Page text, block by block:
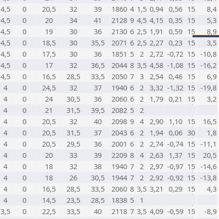
4,5
0 20,5 32 39 1860 4 1,5 0,94 0,56 15
8,4
4,5
0 20 34 41 2128 9 4,5 4,15 0,35 15
5,3
4,5
0 19 30 36 2130 6 2,5 1,91 0,59 15
8,9
4,5
0 18,5 30 35,5 2071 6 2,5 2,27 0,23 15
3,5
4,5
0 17,5 30 36 1851 5 2 2,72 -0,72 15 -10,8
4,5
0 17 32 36,5 2044 8 3,5 4,58 -1,08 15 -16,2
4,5
0 16,5 28,5 33,5 2050 7 3 2,54 0,46 15
6,9
4
0 24,5 32 37 1940 6 2 3,32 -1,32 15 -19,8
4
0 24 30,5 36 2060 6 2 1,79 0,21 15
3,2
4
0 21 31,5 39,5 2082 5 2
4
0 20,5 32 40 2098 9 4 2,90 1,10 15
16,5
4
0 20,5 31,5 37 2043 6 2 1,94 0,06 30
1,8
4
0 20,5 29,5 36 2001 6 2 2,74 -0,74 15 -11,1
4
0 20 33 39 2209 8 4 2,63 1,37 15
20,5
4
0 18 32 38 1940 7 2 2,97 -0,97 15 -14,6
4
0 18 26 30,5 1944 7 2 2,92 -0,92 15 -13,8
4
0 16,5 28,5 33,5 2060 8 3,5 3,21 0,29 15
4,3
4
0 14,5 23,5 28,5 1838 5
1
3,5
0 22,5 33,5 40 2118 7 3,5 4,09 -0,59 15
-8,9